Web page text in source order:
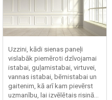
Uzzini, kādi sienas paneļi
vislabāk piemēroti dzīvojamai
istabai, guļamistabai, virtuvei,
vannas istabai, bērnistabai un
gaitenim, kā arī kam pievērst
uzmanību, lai izvēlētais risinā...